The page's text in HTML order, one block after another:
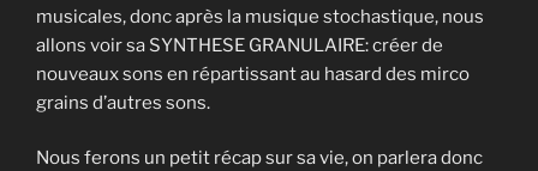
musicales, donc après la musique stochastique, nous
allons voir sa SYNTHESE GRANULAIRE: créer de
nouveaux sons en répartissant au hasard des mirco
grains d’autres sons.
Nous ferons un petit récap sur sa vie, on parlera donc